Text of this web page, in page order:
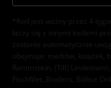
*Kod jest ważny przez 4
łączy się z innymi kodami
zostanie automatycznie
obejmuje: mediów, książek,
Rammstein, (Till)
Fischfilet, Broilers, Böhse